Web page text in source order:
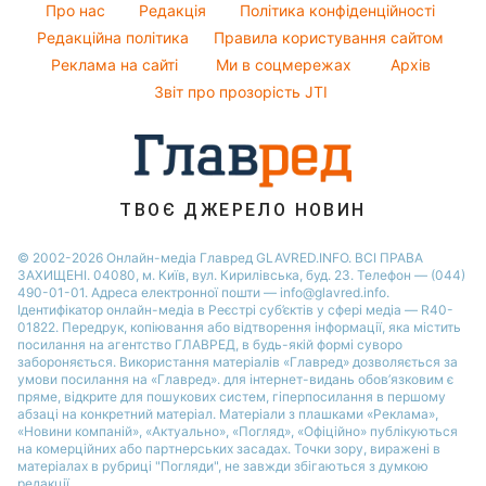
Віталій Козловський
Потап
Софія Ротару
Жіночі стрижки
Новини Сум
Новини Тернополя
Новини Черкаси
Новини Рівного
Народні прикмети
Усе про шоу-бізнес
Про нас Редакція
Політика конфіденційності
Редакційна політика
Правила користування сайтом
Реклама на сайті
Ми в соцмережах
Архів
Звіт про прозорість JTI
ТВОЄ ДЖЕРЕЛО НОВИН
© 2002-2026 Онлайн-медіа Главред GLAVRED.INFO. ВСІ ПРАВА
ЗАХИЩЕНІ. 04080, м. Київ, вул. Кирилівська, буд. 23. Телефон — (044)
490-01-01. Адреса електронної пошти — info@glavred.info.
Ідентифікатор онлайн-медіа в Реєстрі суб’єктів у сфері медіа — R40-
01822. Передрук, копіювання або відтворення інформації, яка містить
посилання на агентство ГЛАВРЕД, в будь-якій формi суворо
забороняється. Використання матеріалів «Главред» дозволяється за
умови посилання на «Главред». для інтернет-видань обов’язковим є
пряме, відкрите для пошукових систем, гіперпосилання в першому
абзаці на конкретний матеріал. Матеріали з плашками «Реклама»,
«Новини компаній», «Актуально», «Погляд», «Офіційно» публікуються
на комерційних або партнерських засадах. Точки зору, виражені в
матеріалах в рубриці "Погляди", не завжди збігаються з думкою